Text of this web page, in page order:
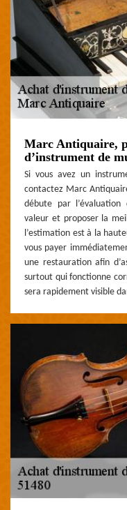
Marc Antiquaire,
d’instrument de
Si vous avez un
contactez Marc
débute par
valeur et proposer la
l’estimation est à la
vous payer
une restauration afin
surtout qui fonctionne
sera rapidement visible